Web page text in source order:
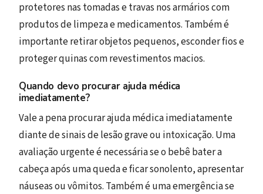
protetores nas tomadas e travas nos armários com
produtos de limpeza e medicamentos. Também é
importante retirar objetos pequenos, esconder fios e
proteger quinas com revestimentos macios.
Quando devo procurar ajuda médica
imediatamente?
Vale a pena procurar ajuda médica imediatamente
diante de sinais de lesão grave ou intoxicação. Uma
avaliação urgente é necessária se o bebê bater a
cabeça após uma queda e ficar sonolento, apresentar
náuseas ou vômitos. Também é uma emergência se